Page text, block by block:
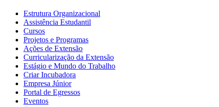
Estrutura Organizacional
Assistência Estudantil
Cursos
Projetos e Programas
Ações de Extensão
Curricularização da Extensão
Estágio e Mundo do Trabalho
Criar Incubadora
Empresa Júnior
Portal de Egressos
Eventos